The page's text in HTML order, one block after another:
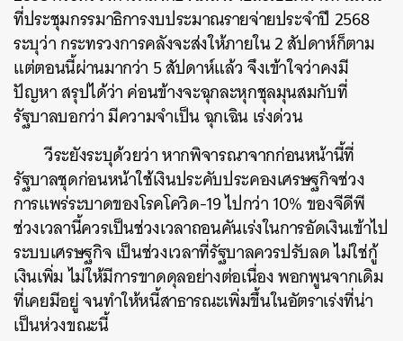
ที่ประชุมกรรมาธิการงบประมาณรายจ่ายประจำปี 2568
ระบุว่า กระทรวงการคลังจะส่งให้ภายใน 2 สัปดาห์ก็ตาม
แต่ตอนนี้ผ่านมากว่า 5 สัปดาห์แล้ว จึงเข้าใจว่าคงมี
ปัญหา สรุปได้ว่า ค่อนข้างจะฉุกละหุกชุลมุนสมกับที่
รัฐบาลบอกว่า มีความจำเป็น ฉุกเฉิน เร่งด่วน
วีระยังระบุด้วยว่า หากพิจารณาจากก่อนหน้านี้ที่
รัฐบาลชุดก่อนหน้าใช้เงินประคับประคองเศรษฐกิจช่วง
การแพร่ระบาดของโรคโควิด-19 ไปกว่า 10% ของจีดีพี
ช่วงเวลานี้ควรเป็นช่วงเวลาถอนคันเร่งในการอัดเงินเข้าไป
ระบบเศรษฐกิจ เป็นช่วงเวลาที่รัฐบาลควรปรับลด ไม่ใช่กู้
เงินเพิ่ม ไม่ให้มีการขาดดุลอย่างต่อเนื่อง พอกพูนจากเดิม
ที่เคยมีอยู่ จนทำให้หนี้สาธารณะเพิ่มขึ้นในอัตราเร่งที่น่า
เป็นห่วงขณะนี้